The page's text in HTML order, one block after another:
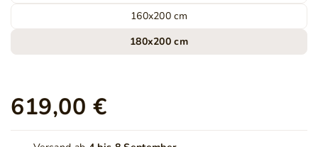
160x200 cm
180x200 cm
619,00 €